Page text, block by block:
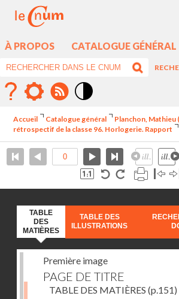
À PROPOS CATALOGUE GÉNÉRAL
élévé
Accueil Catalogue général
Planchon, Mathieu
rétrospectif de la classe 96. Horlogerie. Rapport
TABLE
DES
MATIÈRES
TABLE DES
ILLUSTRATIONS
Première image
PAGE DE TITRE
TABLE DES MATIÈRES (p.151)